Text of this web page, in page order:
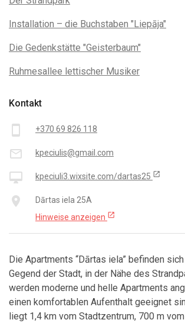
Kontakt
smartphone +370 69 826 118
mail_outline kpeciulis@gmail.com
desktop_mac kpeciuli3.wixsite.com/dartas25 open_in_new
place
Dārtas iela 25A
Hinweise anzeigen open_in_new
Die Apartments “Dārtas iela” befinden
Gegend der Stadt, in der Nähe des
werden moderne und helle Apartments
einen komfortablen Aufenthalt geeignet
liegt 1,4 km vom Stadtzentrum, 700 m
Installation – die Buchstaben "Liepāja"
Die Gedenkstätte "Geisterbaum"
Ruhmesallee lettischer Musiker